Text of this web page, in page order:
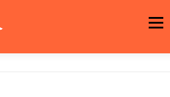
Menu